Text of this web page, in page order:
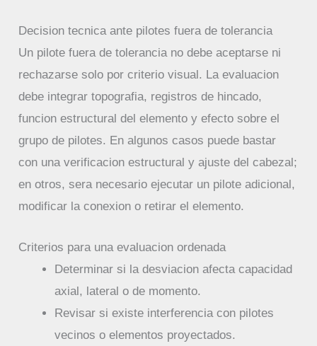
Decision tecnica ante pilotes fuera de tolerancia
Un pilote fuera de tolerancia no debe aceptarse ni
rechazarse solo por criterio visual. La evaluacion
debe integrar topografia, registros de hincado,
funcion estructural del elemento y efecto sobre el
grupo de pilotes. En algunos casos puede bastar
con una verificacion estructural y ajuste del cabezal;
en otros, sera necesario ejecutar un pilote adicional,
modificar la conexion o retirar el elemento.
Criterios para una evaluacion ordenada
Determinar si la desviacion afecta capacidad
axial, lateral o de momento.
Revisar si existe interferencia con pilotes
vecinos o elementos proyectados.